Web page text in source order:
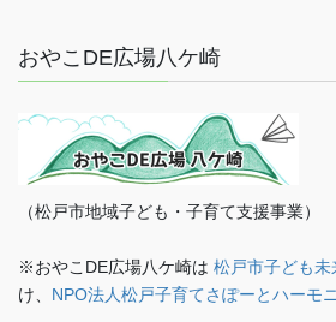
おやこDE広場八ケ崎
（松戸市地域子ども・子育て支援事業）
※おやこDE広場八ケ崎は 松戸市子ども未
け、 NPO法人松戸子育てさぽーとハーモ